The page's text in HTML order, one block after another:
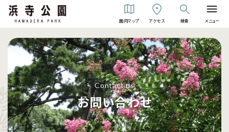
園内マップ アクセス 検索 メニュー
Contact us
お問い合わせ